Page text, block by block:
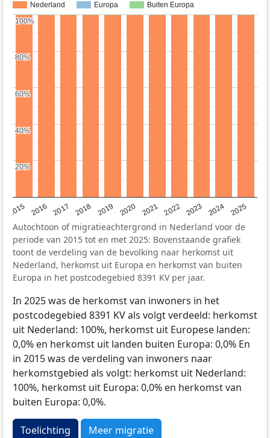
Nederland Europa Buiten Europa
2015 2016 2017 2018 2019 2020 2021 2022 2023 2024 2025
20%
20%
40%
40%
60%
60%
80%
80%
100%
100%
Autochtoon of migratieachtergrond in Nederland voor de
periode van 2015 tot en met 2025: Bovenstaande grafiek
toont de verdeling van de bevolking naar herkomst uit
Nederland, herkomst uit Europa en herkomst van buiten
Europa in het postcodegebied 8391 KV per jaar.
In 2025 was de herkomst van inwoners in het
postcodegebied 8391 KV als volgt verdeeld: herkomst
uit Nederland: 100%, herkomst uit Europese landen:
0,0% en herkomst uit landen buiten Europa: 0,0% En
in 2015 was de verdeling van inwoners naar
herkomstgebied als volgt: herkomst uit Nederland:
100%, herkomst uit Europa: 0,0% en herkomst van
buiten Europa: 0,0%.
Toelichting Meer migratie